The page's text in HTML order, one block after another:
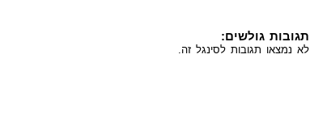
תגובות גולשים:
לא נמצאו תגובות לסינגל זה.